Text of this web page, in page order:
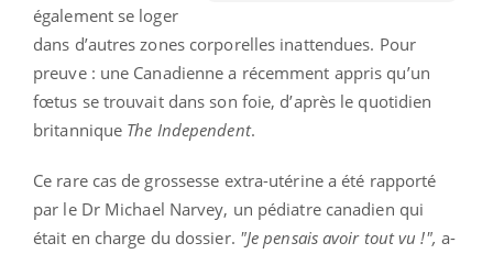
également se loger
dans d’autres zones corporelles inattendues. Pour
preuve : une Canadienne a récemment appris qu’un
fœtus se trouvait dans son foie, d’après le quotidien
britannique The Independent.
Ce rare cas de grossesse extra-utérine a été rapporté
par le Dr Michael Narvey, un pédiatre canadien qui
était en charge du dossier. "Je pensais avoir tout vu !", a-